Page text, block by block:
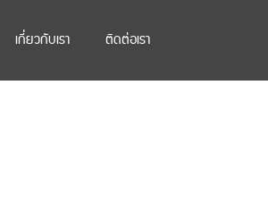
เกี่ยวกับเรา ติดต่อเรา